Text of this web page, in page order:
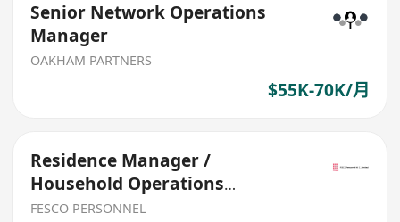
Senior Network Operations
Manager
OAKHAM PARTNERS
$55K-70K/月
Residence Manager /
Household Operations
Manager
FESCO PERSONNEL